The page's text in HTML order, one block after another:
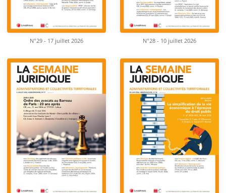
N°29 - 17 juillet 2026 N°28 - 10 juillet 2026